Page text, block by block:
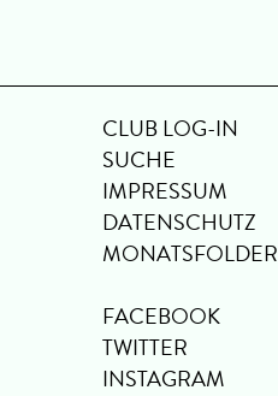
CLUB LOG-IN
SUCHE
IMPRESSUM
DATENSCHUTZ
MONATSFOLDER
FACEBOOK
TWITTER
INSTAGRAM